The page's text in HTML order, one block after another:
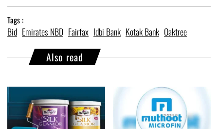
Tags :
Bid Emirates NBD Fairfax Idbi Bank Kotak Bank Oaktree
Also read